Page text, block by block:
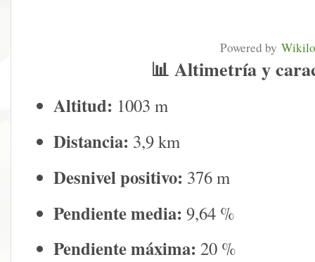
Powered by
📊 Altimetría y
Altitud: 1003 m
Distancia: 3,9 km
Desnivel positivo: 376 m
Pendiente media: 9,64 %
Pendiente máxima: 20 %